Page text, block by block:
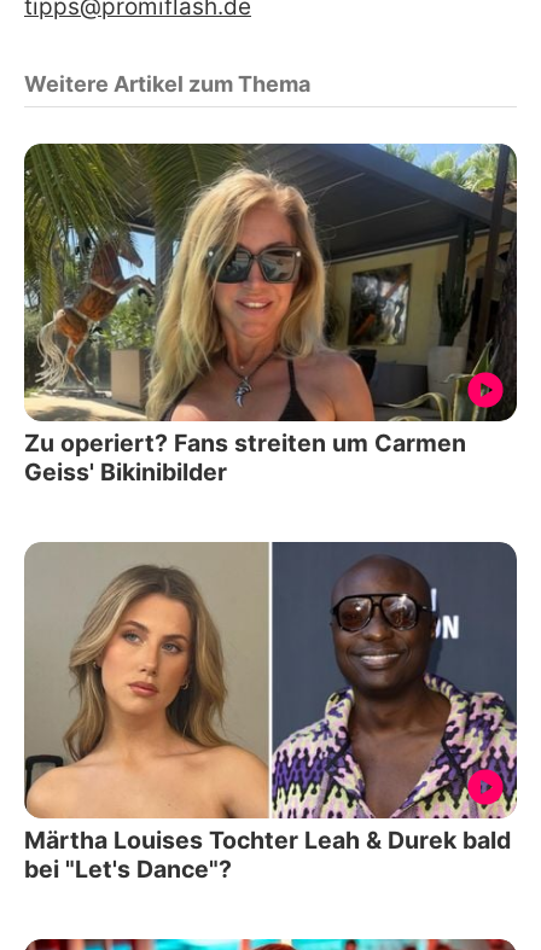
tipps@promiflash.de
Weitere Artikel zum Thema
Zu operiert? Fans streiten um Carmen
Geiss' Bikinibilder
Märtha Louises Tochter Leah & Durek bald
bei "Let's Dance"?